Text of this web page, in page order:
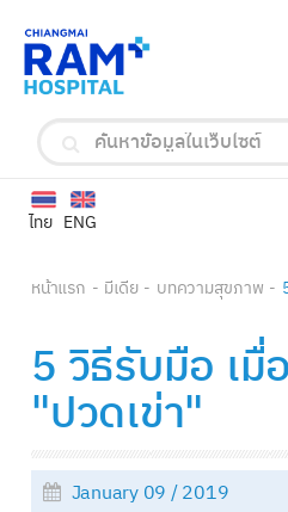
ENG
ไทย
หน้าแรก มีเดีย บทความสุขภาพ
5 วิธีรับมือ เมื่
"ปวดเข่า"
January 09 / 2019